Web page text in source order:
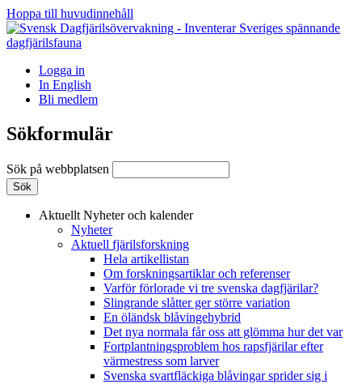
Hoppa till huvudinnehåll
Logga in
In English
Bli medlem
Sökformulär
Sök på webbplatsen
Aktuellt Nyheter och kalender
Nyheter
Aktuell fjärilsforskning
Hela artikellistan
Om forskningsartiklar och referenser
Varför förlorade vi tre svenska dagfjärilar?
Slingrande slåtter ger större variation
En öländsk blåvingehybrid
Det nya normala får oss att glömma hur det var
Fortplantningsproblem hos rapsfjärilar efter
värmestress som larver
Svenska svartfläckiga blåvingar sprider sig i